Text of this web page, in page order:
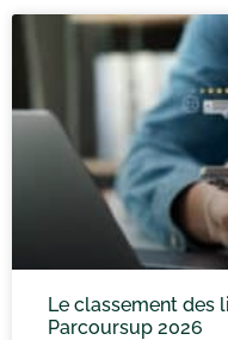
Le classement des
Parcoursup 2026